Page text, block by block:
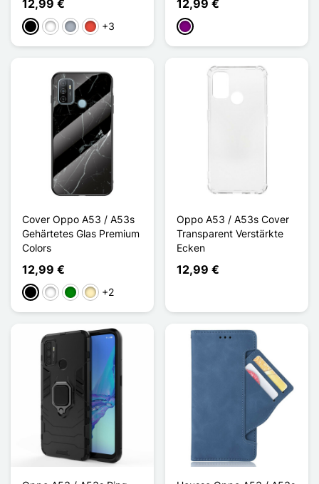
12,99 €
Schwarz
WeißGrauRot +3
12,99 €
Violett
Cover Oppo A53 / A53s
Gehärtetes Glas Premium
Colors
12,99 €
Schwarz
WeißGrünGolden
+2
Oppo A53 / A53s Cover
Transparent Verstärkte
Ecken
12,99 €